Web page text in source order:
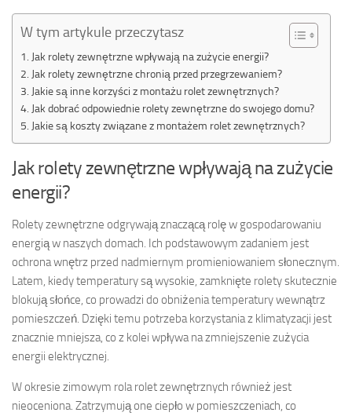
W tym artykule przeczytasz
Jak rolety zewnętrzne wpływają na zużycie energii?
Jak rolety zewnętrzne chronią przed przegrzewaniem?
Jakie są inne korzyści z montażu rolet zewnętrznych?
Jak dobrać odpowiednie rolety zewnętrzne do swojego domu?
Jakie są koszty związane z montażem rolet zewnętrznych?
Jak rolety zewnętrzne wpływają na zużycie
energii?
Rolety zewnętrzne odgrywają znaczącą rolę w gospodarowaniu
energią w naszych domach. Ich podstawowym zadaniem jest
ochrona wnętrz przed nadmiernym promieniowaniem słonecznym.
Latem, kiedy temperatury są wysokie, zamknięte rolety skutecznie
blokują słońce, co prowadzi do obniżenia temperatury wewnątrz
pomieszczeń. Dzięki temu potrzeba korzystania z klimatyzacji jest
znacznie mniejsza, co z kolei wpływa na zmniejszenie zużycia
energii elektrycznej.
W okresie zimowym rola rolet zewnętrznych również jest
nieoceniona. Zatrzymują one ciepło w pomieszczeniach, co